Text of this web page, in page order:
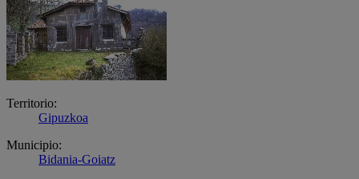
Territorio:
Gipuzkoa
Municipio:
Bidania-Goiatz